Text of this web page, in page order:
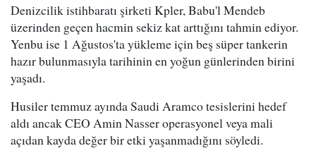
Denizcilik istihbaratı şirketi Kpler, Babu'l Mendeb
üzerinden geçen hacmin sekiz kat arttığını tahmin ediyor.
Yenbu ise 1 Ağustos'ta yükleme için beş süper tankerin
hazır bulunmasıyla tarihinin en yoğun günlerinden birini
yaşadı.
Husiler temmuz ayında Saudi Aramco tesislerini hedef
aldı ancak CEO Amin Nasser operasyonel veya mali
açıdan kayda değer bir etki yaşanmadığını söyledi.